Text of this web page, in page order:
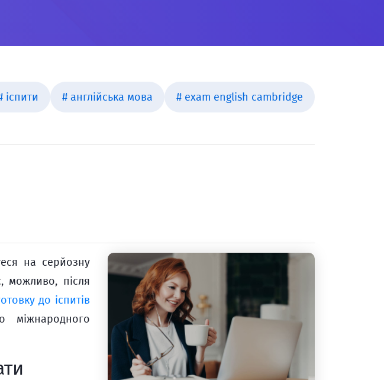
іспити # англійська мова # exam english cambridge
на серйозну
можливо, після
до іспитів
міжнародного